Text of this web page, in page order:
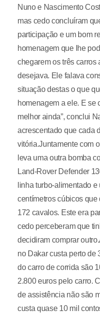
Nuno e Nascimento
mas cedo concluíram
participação e um bom
homenagem que lhe
chegarem os três carros
desejava. Ele falava
situação destas o que
homenagem a ele. E se
melhor ainda”, conclui
acrescentado que cada
vitória.Juntamente com
leva uma outra bomba
Land-Rover Defender
linha turbo-alimentado
centímetros cúbicos
172 cavalos. Este era
cedo perceberam que
decidiram comprar
no Dakar custa perto de
do carro de corrida são
2.800 euros pelo carro.
de assistência não são
custa quase 10 mil